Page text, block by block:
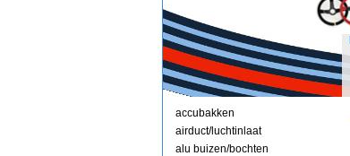
accubakken
airduct/luchtinlaat
alu buizen/bochten